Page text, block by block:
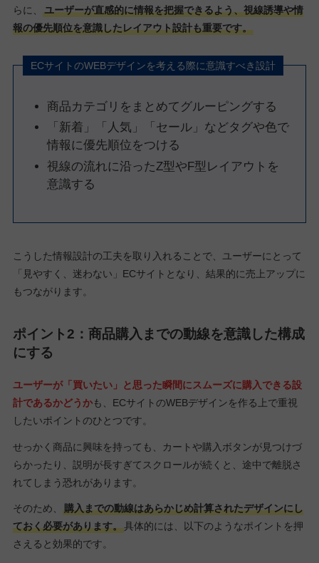
らに、
ユーザーが直感的に情報を把握できるよう、視線誘導や情
報の優先順位を意識したレイアウト設計も重要です。
ECサイトのWEBデザインを考える際に意識すべき設計
商品カテゴリをまとめてグルーピングする
「新着」「人気」「セール」などタグや色で
情報に優先順位をつける
視線の流れに沿ったZ型やF型レイアウトを
意識する
こうした情報設計の工夫を取り入れることで、ユーザーにとって
「見やすく、迷わない」ECサイトとなり、結果的に売上アップに
もつながります。
ポイント2：商品購入までの動線を意識した構成
にする
ユーザーが「買いたい」と思った瞬間にスムーズに購入できる設
計であるかどうかも、ECサイトのWEBデザインを作る上で重視
したいポイントのひとつです。
せっかく商品に興味を持っても、カートや購入ボタンが見つけづ
らかったり、説明が長すぎてスクロールが続くと、途中で離脱さ
れてしまう恐れがあります。
そのため、
購入までの動線はあらかじめ計算されたデザインにし
ておく必要があります。具体的には、以下のようなポイントを押
さえると効果的です。